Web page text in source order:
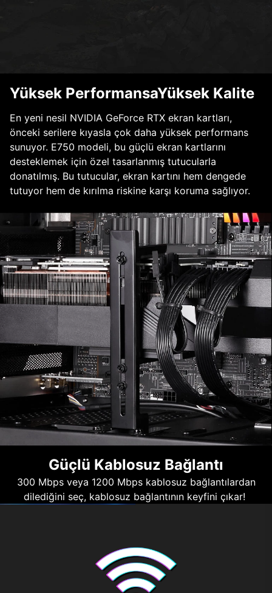
Yüksek PerformansaYüksek Kalite
En yeni nesil NVIDIA GeForce RTX ekran kartları,
önceki serilere kıyasla çok daha yüksek performans
sunuyor. E750 modeli, bu güçlü ekran kartlarını
desteklemek için özel tasarlanmış tutucularla
donatılmış. Bu tutucular, ekran kartını hem dengede
tutuyor hem de kırılma riskine karşı koruma sağlıyor.
Güçlü Kablosuz Bağlantı
300 Mbps veya 1200 Mbps kablosuz bağlantılardan
dilediğini seç, kablosuz bağlantının keyfini çıkar!